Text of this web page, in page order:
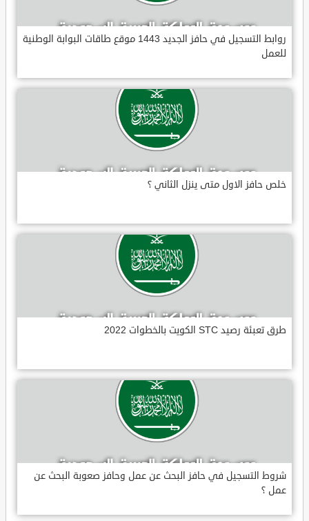
روابط التسجيل في حافز الجديد 1443 موقع طاقات البوابة الوطنية
للعمل
خلص حافز الاول متى ينزل الثاني ؟
طرق تعبئة رصيد STC الكويت بالخطوات 2022
شروط التسجيل في حافز البحث عن عمل وحافز صعوبة البحث عن
عمل ؟